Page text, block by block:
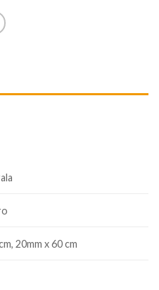
20mm x 60 cm